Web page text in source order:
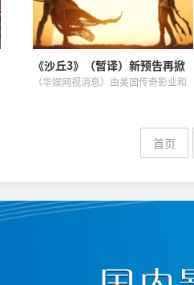
《沙丘3》（暂译）新预告再掀
宇宙激变 旧爱决裂危机四伏
（华娱网视消息）由美国传奇影业和
杀手2049》）执导的好莱坞科幻巨...
首页